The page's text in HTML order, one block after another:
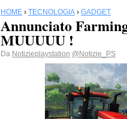
HOME › TECNOLOGIA › GADGET
Annunciato
MUUUUU !
Da Notizieplaystation @Notizie_PS